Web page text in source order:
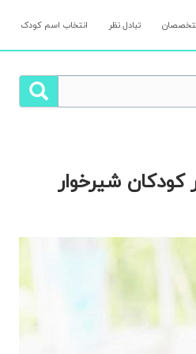
تبادل نظر انتخاب اسم کودک
شیرخوار